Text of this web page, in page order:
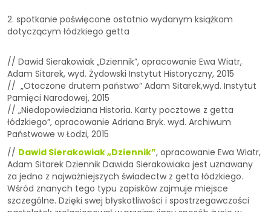
2. spotkanie poświęcone ostatnio wydanym książkom
dotyczącym łódzkiego getta
// Dawid Sierakowiak „Dziennik”, opracowanie Ewa Wiatr,
Adam Sitarek, wyd. Żydowski Instytut Historyczny, 2015
// „Otoczone drutem państwo” Adam Sitarek,wyd. Instytut
Pamięci Narodowej, 2015
// „Niedopowiedziana Historia. Karty pocztowe z getta
łódzkiego”, opracowanie Adriana Bryk. wyd. Archiwum
Państwowe w Łodzi, 2015
// Dawid Sierakowiak „Dziennik”, opracowanie Ewa Wiatr,
Adam Sitarek Dziennik Dawida Sierakowiaka jest uznawany
za jedno z najważniejszych świadectw z getta łódzkiego.
Wśród znanych tego typu zapisków zajmuje miejsce
szczególne. Dzięki swej błyskotliwości i spostrzegawczości